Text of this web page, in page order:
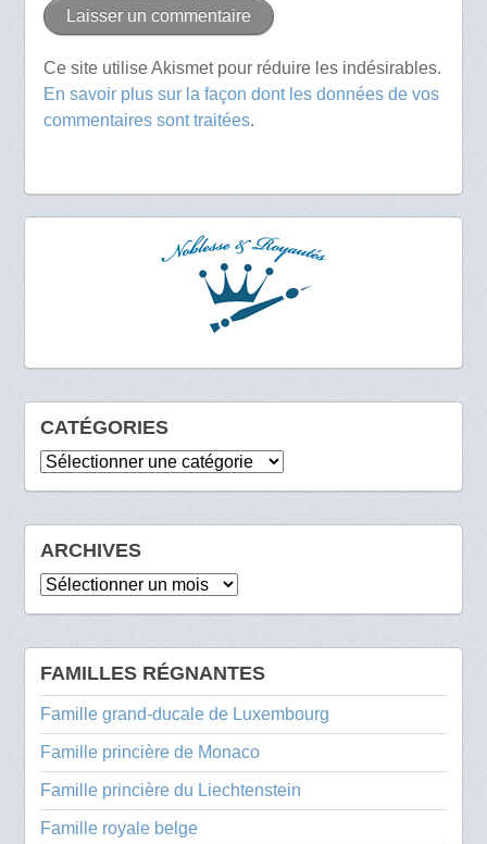
Ce site utilise Akismet pour réduire les indésirables.
En savoir plus sur la façon dont les données de vos
commentaires sont traitées.
CATÉGORIES
Catégories
ARCHIVES
Archives
FAMILLES RÉGNANTES
Famille grand-ducale de Luxembourg
Famille princière de Monaco
Famille princière du Liechtenstein
Famille royale belge